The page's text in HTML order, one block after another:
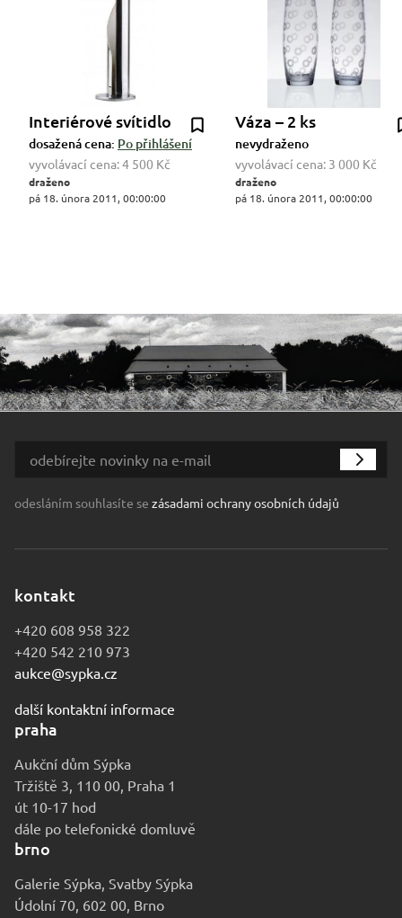
Interiérové svítidlo
dosažená cena: Po přihlášení
vyvolávací cena:4 500 Kč
draženo
pá 18. února 2011, 00:00:00
Váza – 2 ks
nevydraženo
vyvolávací cena: 3 000 Kč
draženo
pá 18. února 2011, 00:00:00
odesláním souhlasíte se zásadami ochrany osobních údajů
kontakt
+420 608 958 322
+420 542 210 973
aukce@sypka.cz
další kontaktní informace
praha
Aukční dům Sýpka
Tržiště 3, 110 00, Praha 1
út 10-17 hod
dále po telefonické domluvě
brno
Galerie Sýpka, Svatby Sýpka
Údolní 70, 602 00, Brno